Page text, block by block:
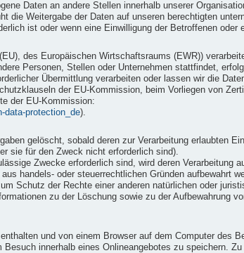
Daten an andere Stellen innerhalb unserer
die Weitergabe der Daten auf unseren berechtigten
ist oder wenn eine Einwilligung der Betroffenen oder
des Europäischen Wirtschaftsraums (EWR))
Personen, Stellen oder Unternehmen stattfindet,
Übermittlung verarbeiten oder lassen wir die
der EU-Kommission, beim Vorliegen von
der EU-Kommission:
data-protection_de).
gelöscht, sobald deren zur Verarbeitung erlaubten
sie für den Zweck nicht erforderlich sind).
Zwecke erforderlich sind, wird deren Verarbeitung
handels- oder steuerrechtlichen Gründen aufbewahrt
Schutz der Rechte einer anderen natürlichen oder
zu der Löschung sowie zu der Aufbewahrung
und von einem Browser auf dem Computer des
innerhalb eines Onlineangebotes zu speichern.